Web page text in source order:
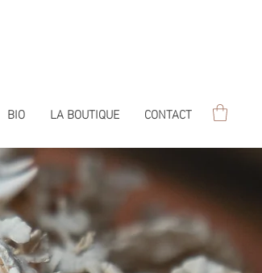
BIO LA BOUTIQUE CONTACT